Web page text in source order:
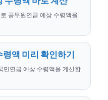
공무원연금 예상 수령액을
액 미리 확인하기
민연금 예상 수령액을 계산합